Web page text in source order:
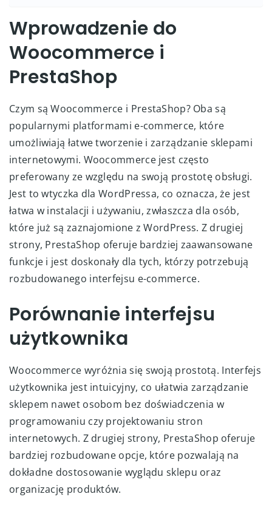
Wprowadzenie do
Woocommerce i
PrestaShop
Czym są Woocommerce i PrestaShop? Oba są
popularnymi platformami e-commerce, które
umożliwiają łatwe tworzenie i zarządzanie sklepami
internetowymi. Woocommerce jest często
preferowany ze względu na swoją prostotę obsługi.
Jest to wtyczka dla WordPressa, co oznacza, że jest
łatwa w instalacji i używaniu, zwłaszcza dla osób,
które już są zaznajomione z WordPress. Z drugiej
strony, PrestaShop oferuje bardziej zaawansowane
funkcje i jest doskonały dla tych, którzy potrzebują
rozbudowanego interfejsu e-commerce.
Porównanie interfejsu
użytkownika
Woocommerce wyróżnia się swoją prostotą. Interfejs
użytkownika jest intuicyjny, co ułatwia zarządzanie
sklepem nawet osobom bez doświadczenia w
programowaniu czy projektowaniu stron
internetowych. Z drugiej strony, PrestaShop oferuje
bardziej rozbudowane opcje, które pozwalają na
dokładne dostosowanie wyglądu sklepu oraz
organizację produktów.